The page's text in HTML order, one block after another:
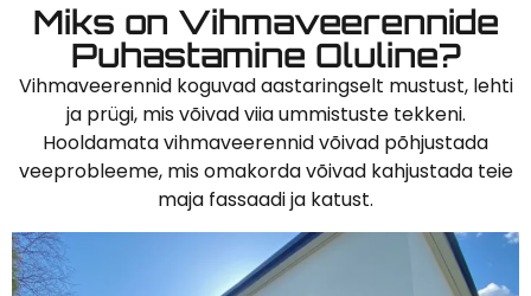
Miks on Vihmaveerennide
Puhastamine Oluline?
Vihmaveerennid koguvad aastaringselt mustust, lehti
ja prügi, mis võivad viia ummistuste tekkeni.
Hooldamata vihmaveerennid võivad põhjustada
veeprobleeme, mis omakorda võivad kahjustada teie
maja fassaadi ja katust.